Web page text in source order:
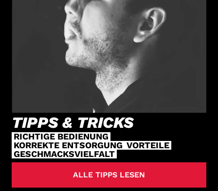
TIPPS & TRICKS
RICHTIGE BEDIENUNG
KORREKTE ENTSORGUNG VORTEILE
GESCHMACKSVIELFALT
ALLE TIPPS LESEN